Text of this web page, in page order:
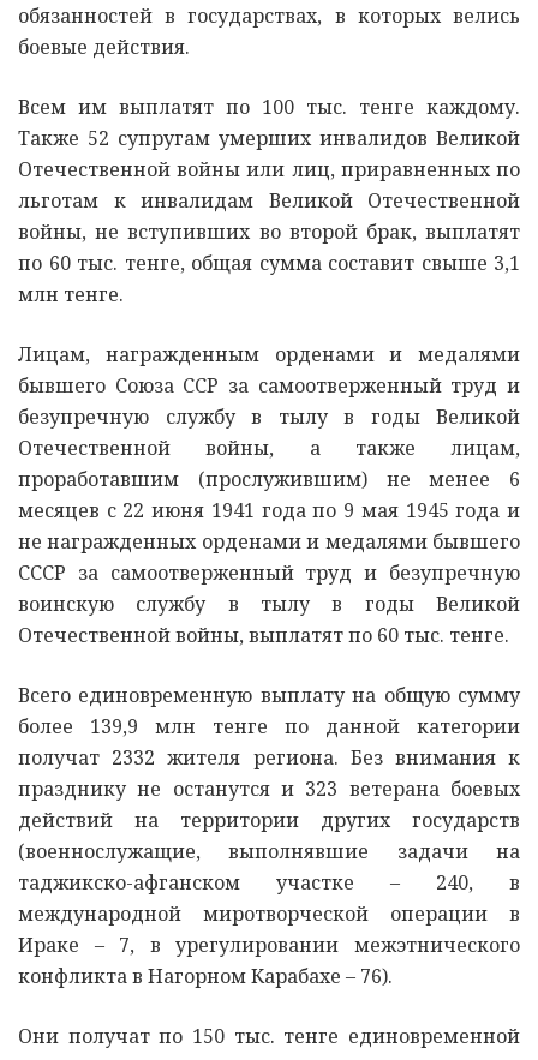
обязанностей в государствах, в которых велись
боевые действия.
Всем им выплатят по 100 тыс. тенге каждому.
Также 52 супругам умерших инвалидов Великой
Отечественной войны или лиц, приравненных по
льготам к инвалидам Великой Отечественной
войны, не вступивших во второй брак, выплатят
по 60 тыс. тенге, общая сумма составит свыше 3,1
млн тенге.
Лицам, награжденным орденами и медалями
бывшего Союза ССР за самоотверженный труд и
безупречную службу в тылу в годы Великой
Отечественной войны, а также лицам,
проработавшим (прослужившим) не менее 6
месяцев с 22 июня 1941 года по 9 мая 1945 года и
не награжденных орденами и медалями бывшего
СССР за самоотверженный труд и безупречную
воинскую службу в тылу в годы Великой
Отечественной войны, выплатят по 60 тыс. тенге.
Всего единовременную выплату на общую сумму
более 139,9 млн тенге по данной категории
получат 2332 жителя региона. Без внимания к
празднику не останутся и 323 ветерана боевых
действий на территории других государств
(военнослужащие, выполнявшие задачи на
таджикско-афганском участке – 240, в
международной миротворческой операции в
Ираке – 7, в урегулировании межэтнического
конфликта в Нагорном Карабахе – 76).
Они получат по 150 тыс. тенге единовременной